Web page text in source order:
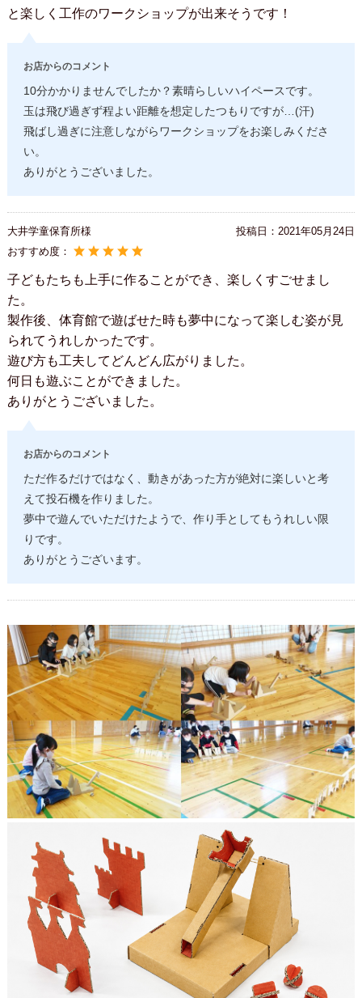
と楽しく工作のワークショップが出来そうです！
お店からのコメント
10分かかりませんでしたか？素晴らしいハイペースです。
玉は飛び過ぎず程よい距離を想定したつもりですが…(汗)
飛ばし過ぎに注意しながらワークショップをお楽しみくださ
い。
ありがとうございました。
大井学童保育所様 投稿日： 2021年05月24日
おすすめ度：
子どもたちも上手に作ることができ、楽しくすごせまし
た。
製作後、体育館で遊ばせた時も夢中になって楽しむ姿が見
られてうれしかったです。
遊び方も工夫してどんどん広がりました。
何日も遊ぶことができました。
ありがとうございました。
お店からのコメント
ただ作るだけではなく、動きがあった方が絶対に楽しいと考
えて投石機を作りました。
夢中で遊んでいただけたようで、作り手としてもうれしい限
りです。
ありがとうございます。